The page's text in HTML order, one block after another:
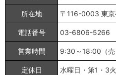
所在地 〒116-0003 東
電話番号 03-6806-5266
営業時間 9:30～18:00（売
定休日 水曜日・第1・3